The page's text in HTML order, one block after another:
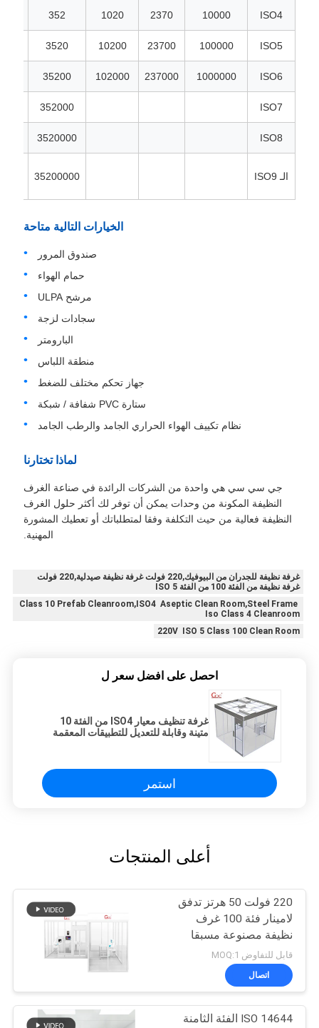
ISO4
10000
2370
1020
352
ISO5
100000
23700
10200
3520
ISO6
1000000
237000
102000
35200
ISO7
352000
ISO8
3520000
الـ ISO9 35200000
الخيارات التالية متاحة
صندوق المرور
حمام الهواء
مرشح ULPA
سجادات لزجة
البارومتر
منطقة اللباس
جهاز تحكم مختلف للضغط
ستارة PVC شفافة / شبكة
نظام تكييف الهواء الحراري الجامد والرطب الجامد
لماذا تختارنا
جي سي سي هي واحدة من الشركات الرائدة في صناعة الغرف
النظيفة المكونة من وحدات يمكن أن توفر لك أكثر حلول الغرف
النظيفة فعالية من حيث التكلفة وفقا لمتطلباتك أو تعطيك المشورة
المهنية.
غرفة نظيفة للجدران من البيوفيك,220 فولت غرفة نظيفة صيدلية,220 فولت
غرفة نظيفة من الفئة 100 من الفئة 5 ISO
Class 10 Prefab Cleanroom,ISO4 Aseptic Clean Room,Steel Frame
Iso Class 4 Cleanroom
220V ISO 5 Class 100 Clean Room
احصل على افضل سعر ل
غرفة تنظيف معيار ISO4 من الفئة 10
متينة وقابلة للتعديل للتطبيقات المعقمة
استمر
أعلى المنتجات
220 فولت 50 هرتز تدفق
لامينار فئة 100 غرف
نظيفة مصنوعة مسبقا
قابل للتفاوض MOQ:1
اتصال
ISO 14644 الفئة الثامنة